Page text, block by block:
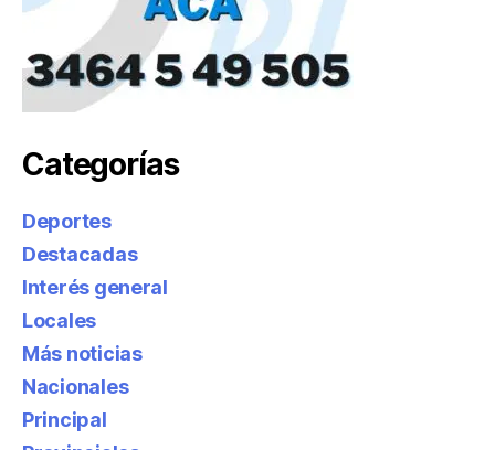
Categorías
Deportes
Destacadas
Interés general
Locales
Más noticias
Nacionales
Principal